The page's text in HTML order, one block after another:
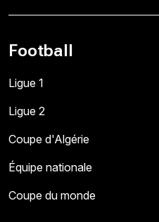
Football
Ligue 1
Ligue 2
Coupe d'Algérie
Équipe nationale
Coupe du monde